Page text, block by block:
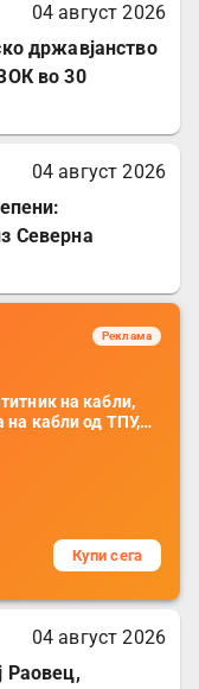
04 август 2026
државјанство
во 30
04 август 2026
Северна
Реклама
на кабли,
на кабли од ТПУ,
кабли, без
комплет
Купи сега
04 август 2026
Раовец,